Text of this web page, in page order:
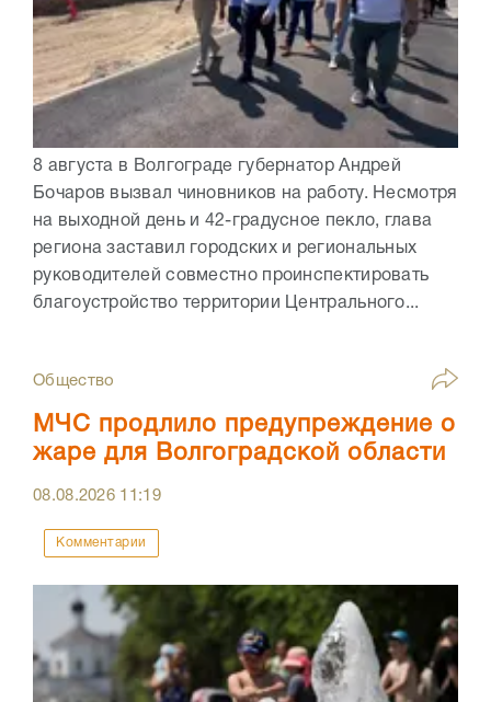
8 августа в Волгограде губернатор Андрей
Бочаров вызвал чиновников на работу. Несмотря
на выходной день и 42-градусное пекло, глава
региона заставил городских и региональных
руководителей совместно проинспектировать
благоустройство территории Центрального...
Общество
МЧС продлило предупреждение о
жаре для Волгоградской области
08.08.2026 11:19
Комментарии